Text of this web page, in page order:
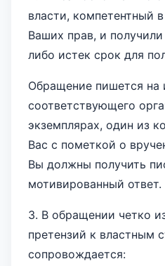
власти, компетентный
Ваших прав, и
либо истек срок для
Обращение пишется на
соответствующего
экземплярах, один из
Вас с пометкой о
Вы должны получить
мотивированный ответ.
3. В обращении четко
претензий к властным
сопровождается: